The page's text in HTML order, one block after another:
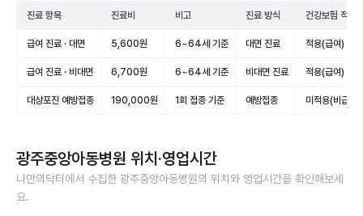
진료 항목 진료비 비고 진료 방식 건강보험 적용
급여 진료 · 대면 5,600원 6~64세 기준 대면 진료 적용(급여)
급여 진료 · 비대면 6,700원 6~64세 기준 비대면 진료 적용(급여)
대상포진 예방접종 190,000원 1회 접종 기준 예방접종 미적용(비급여)
광주중앙아동병원 위치·영업시간
나만의닥터에서 수집한 광주중앙아동병원의 위치와 영업시간을 확인해보세
요.